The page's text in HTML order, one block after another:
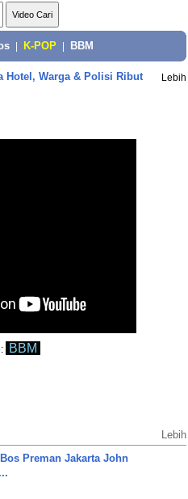
K-POP BBM
Hotel, Warga & Polisi Ribut Lebih
BBM
Lebih
Preman Jakarta John